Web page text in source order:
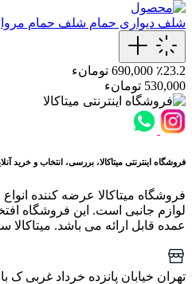
شلف دیواری حمام شلف حمام
٪23.2 690,000 تومانء
530,000 تومانء
فروشگاه اینترنتی میتاکالا، بررسی، انتخاب و خرید
فروشگاه میتاکالا عرضه کننده
لوازم جانبی است. این فروشگاه
عمده قابل ارائه می باشد.
تهران خیابان پانزده خرداد غربی ک